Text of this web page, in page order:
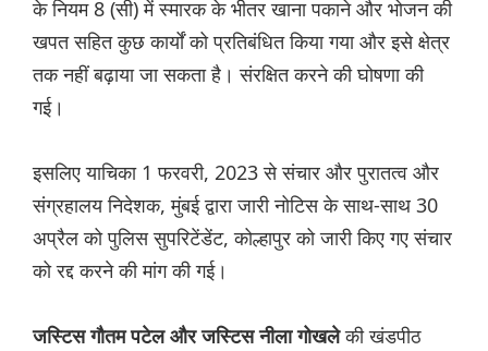
के नियम 8 (सी) में स्मारक के भीतर खाना पकाने और भोजन की
खपत सहित कुछ कार्यों को प्रतिबंधित किया गया और इसे क्षेत्र
तक नहीं बढ़ाया जा सकता है। संरक्षित करने की घोषणा की
गई।
इसलिए याचिका 1 फरवरी, 2023 से संचार और पुरातत्व और
संग्रहालय निदेशक, मुंबई द्वारा जारी नोटिस के साथ-साथ 30
अप्रैल को पुलिस सुपरिटेंडेंट, कोल्हापुर को जारी किए गए संचार
को रद्द करने की मांग की गई।
जस्टिस गौतम पटेल और जस्टिस नीला गोखलेकी खंडपीठ